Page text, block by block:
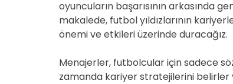
oyuncuların başarısının arkasında
makalede, futbol yıldızlarının
önemi ve etkileri üzerinde duracağız.
Menajerler, futbolcular için sadece
zamanda kariyer stratejilerini belirler